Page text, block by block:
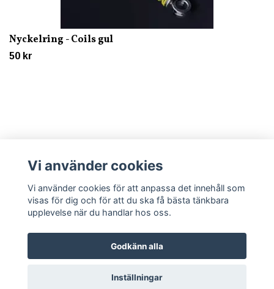
Nyckelring - Coils gul
50 kr
Läs mer
© 2026 Trycklagret
Vi använder cookies
Vi använder cookies för att anpassa det innehåll som
visas för dig och för att du ska få bästa tänkbara
upplevelse när du handlar hos oss.
Godkänn alla
Inställningar